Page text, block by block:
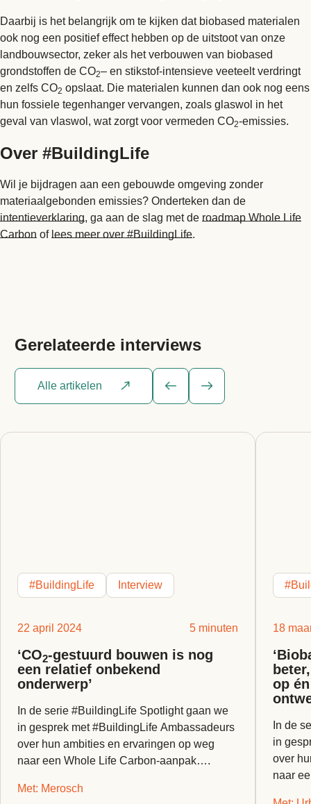
Daarbij is het belangrijk om te kijken dat biobased materialen
ook nog een positief effect hebben op de uitstoot van onze
landbouwsector, zeker als het verbouwen van biobased
grondstoffen de CO2– en stikstof-intensieve veeteelt verdringt
en zelfs CO2 opslaat. Die materialen kunnen dan ook nog eens
hun fossiele tegenhanger vervangen, zoals glaswol in het
geval van vlaswol, wat zorgt voor vermeden CO2-emissies.
Over #BuildingLife
Wil je bijdragen aan een gebouwde omgeving zonder
materiaalgebonden emissies? Onderteken dan de
intentieverklaring, ga aan de slag met de roadmap Whole Life
Carbon of lees meer over #BuildingLife.
Gerelateerde interviews
Alle artikelen
#BuildingLife Interview
22 april 2024 5 minuten
‘CO2-gestuurd bouwen is nog
een relatief onbekend
onderwerp’
In de serie #BuildingLife Spotlight gaan we
in gesprek met #BuildingLife Ambassadeurs
over hun ambities en ervaringen op weg
naar een Whole Life Carbon-aanpak….
Met: Merosch
18
op
In de
in
over
naar